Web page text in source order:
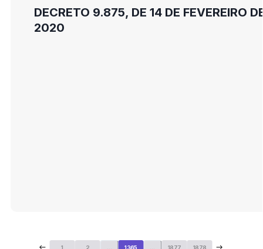
DECRETO 9.875, DE 14 DE FEVEREIRO
2020
1 2 1365 1877 1878